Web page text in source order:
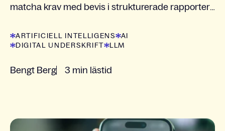
matcha krav med bevis i strukturerade rapporter.
ARTIFICIELL INTELLIGENS
AI
DIGITAL UNDERSKRIFT
LLM
Bengt Berg 3 min lästid